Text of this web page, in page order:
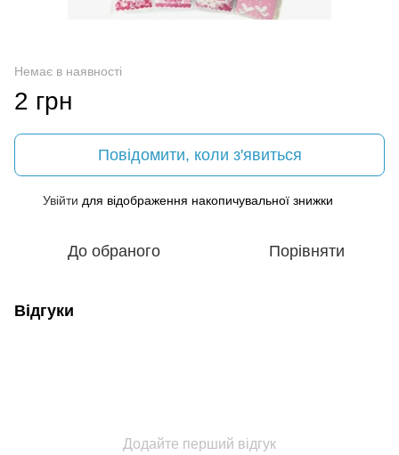
Немає в наявності
2 грн
Повідомити, коли з'явиться
Увійти для відображення накопичувальної знижки
До обраного Порівняти
Відгуки
Додайте перший відгук